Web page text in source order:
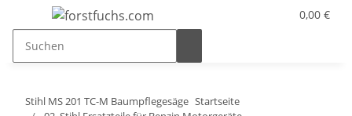
0,00 €
Stihl MS 201 TC-M Baumpflegesäge Startseite